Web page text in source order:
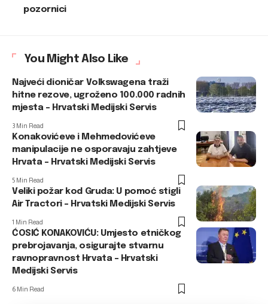
pozornici
You Might Also Like
Najveći dioničar Volkswagena traži
hitne rezove, ugroženo 100.000 radnih
mjesta – Hrvatski Medijski Servis
3 Min Read
Konakovićeve i Mehmedovićeve
manipulacije ne osporavaju zahtjeve
Hrvata – Hrvatski Medijski Servis
5 Min Read
Veliki požar kod Gruda: U pomoć stigli
Air Tractori – Hrvatski Medijski Servis
1 Min Read
ĆOSIĆ KONAKOVIĆU: Umjesto etničkog
prebrojavanja, osigurajte stvarnu
ravnopravnost Hrvata – Hrvatski
Medijski Servis
6 Min Read